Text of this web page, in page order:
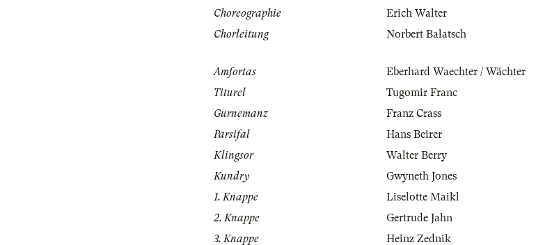
Choreographie
Erich Walter
Chorleitung
Norbert Balatsch
Amfortas
Eberhard Waechter / Wächter
Titurel
Tugomir Franc
Gurnemanz
Franz Crass
Parsifal
Hans Beirer
Klingsor
Walter Berry
Kundry
Gwyneth Jones
1. Knappe
Liselotte Maikl
2. Knappe
Gertrude Jahn
3. Knappe
Heinz Zednik